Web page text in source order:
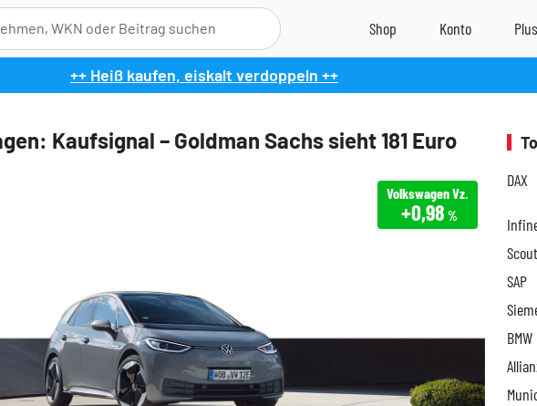
++ Heiß kaufen, eiskalt verdoppeln ++
Kaufsignal – Goldman Sachs sieht 181 Euro
Volkswagen Vz.
+0,98 %
DAX
SAP
BMW